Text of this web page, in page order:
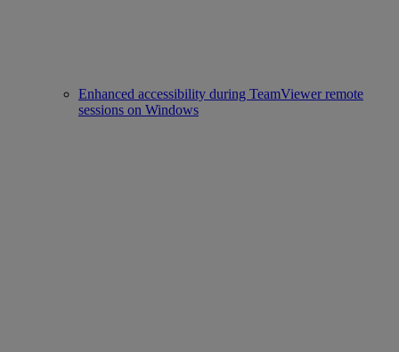
Enhanced accessibility during TeamViewer remote
sessions on Windows